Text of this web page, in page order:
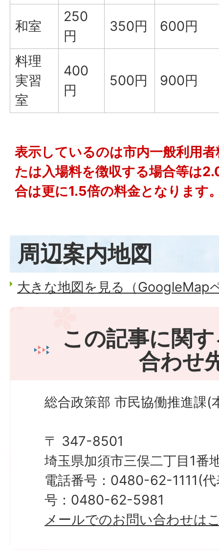
和室
250
円
350円 600円
料理
実習
室
400
円
500円 900円
表示しているのは市内一般利用
たは入場料を徴収する場合等は
合は更に1.5倍の料金となります
周辺案内地図
大きな地図を見る（GoogleMap
この記事に関
合わせ
総合政策部 市民協働推進課(
〒 347-8501
埼玉県加須市三俣二丁目1番
電話番号：0480-62-1111(
号：0480-62-5981
メールでのお問い合わせは